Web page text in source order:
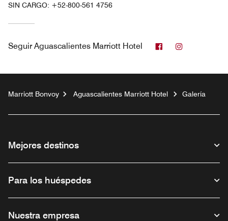
SIN CARGO: +52-800-561 4756
Seguir Aguascalientes Marriott Hotel Facebook
Marriott Bonvoy Aguascalientes Marriott Hotel Galería
Mejores destinos
Para los huéspedes
Nuestra empresa